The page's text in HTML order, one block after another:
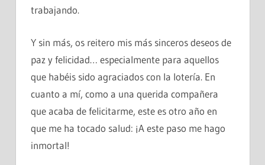
trabajando.
Y sin más, os reitero mis más sinceros deseos de
paz y felicidad… especialmente para aquellos
que habéis sido agraciados con la lotería. En
cuanto a mí, como a una querida compañera
que acaba de felicitarme, este es otro año en
que me ha tocado salud: ¡A este paso me hago
inmortal!